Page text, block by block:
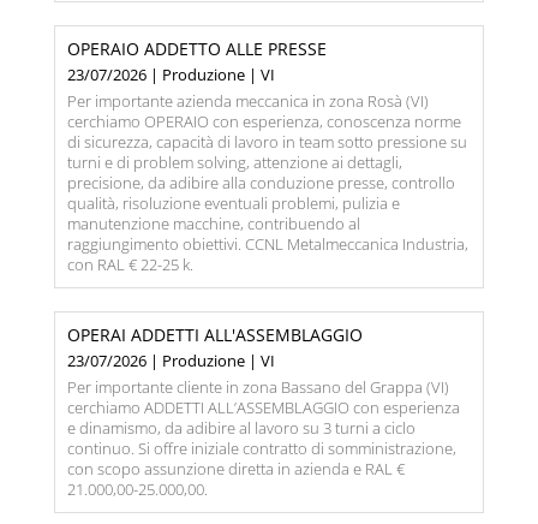
OPERAIO ADDETTO ALLE PRESSE
23/07/2026 | Produzione | VI
Per importante azienda meccanica in zona Rosà (VI)
cerchiamo OPERAIO con esperienza, conoscenza norme
di sicurezza, capacità di lavoro in team sotto pressione su
turni e di problem solving, attenzione ai dettagli,
precisione, da adibire alla conduzione presse, controllo
qualità, risoluzione eventuali problemi, pulizia e
manutenzione macchine, contribuendo al
raggiungimento obiettivi. CCNL Metalmeccanica Industria,
con RAL € 22-25 k.
OPERAI ADDETTI ALL'ASSEMBLAGGIO
23/07/2026 | Produzione | VI
Per importante cliente in zona Bassano del Grappa (VI)
cerchiamo ADDETTI ALL’ASSEMBLAGGIO con esperienza
e dinamismo, da adibire al lavoro su 3 turni a ciclo
continuo. Si offre iniziale contratto di somministrazione,
con scopo assunzione diretta in azienda e RAL €
21.000,00-25.000,00.